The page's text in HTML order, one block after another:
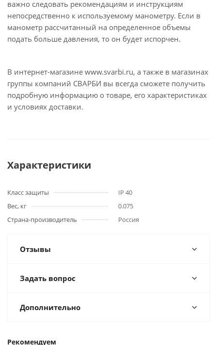
важно следовать рекомендациям и инструкциям
непосредственно к используемому манометру. Если в
манометр рассчитанный на определенное объемы
подать больше давления, то он будет испорчен.
В интернет-магазине www.svarbi.ru, а также в магазинах
группы компаний СВАРБИ вы всегда сможете получить
подробную информацию о товаре, его характеристиках
и условиях доставки.
Характеристики
Класс защиты
IP 40
Вес, кг
0.075
Страна-производитель
Россия
Отзывы
Задать вопрос
Дополнительно
Рекомендуем